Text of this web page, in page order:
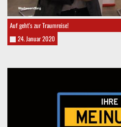
Auf geht's zur Traumreise!
24. Januar 2020